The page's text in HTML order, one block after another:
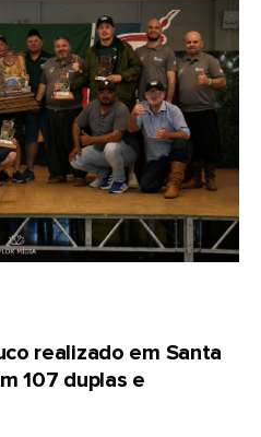
realizado em Santa
107 duplas e